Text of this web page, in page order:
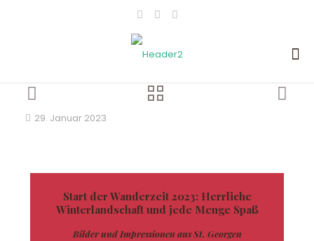
29. Januar 2023
Start der Wanderzeit 2023: Herrliche
Winterlandschaft und jede Menge Spaß
Bilder und Impressionen aus St. Georgen